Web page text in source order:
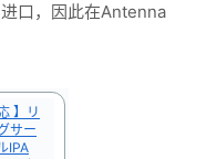
口，因此在Antenna
】リ
サー
IPA